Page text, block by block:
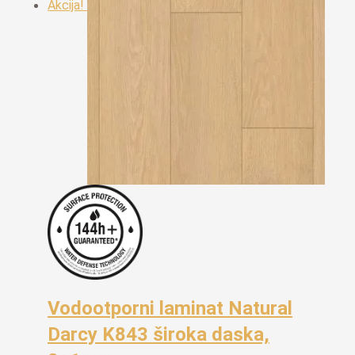
Akcija!
Vodootporni laminat Natural
Darcy K843 široka daska,